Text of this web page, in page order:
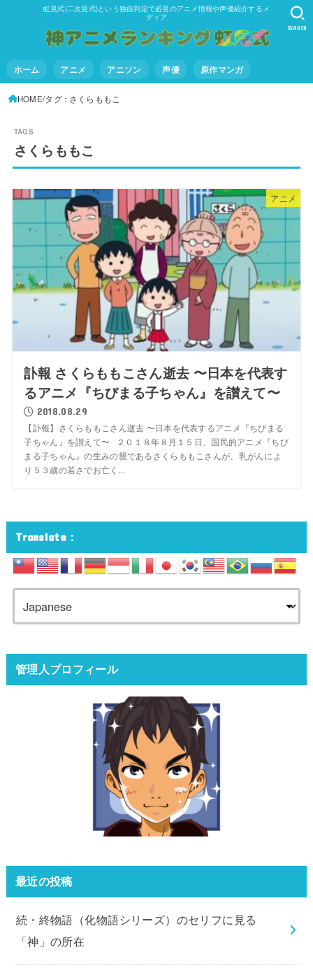
虹見式(二次見式)という独自判定で必見のアニメ情報や声優紹介するメ
ディア
ホーム アニメ アニソン 声優 原作マンガ
SEARCH
HOME タグ : さくらももこ
さくらももこ
アニメ
訃報 さくらももこさん逝去 〜日本を代表す
るアニメ『ちびまる子ちゃん』を讃えて〜
2018.08.29
【訃報】さくらももこさん逝去 〜日本を代表するアニメ『ちびまる
子ちゃん』を讃えて〜 ２０１８年８月１５日、国民的アニメ『ちび
まる子ちゃん』の生みの親であるさくらももこさんが、乳がんによ
り５３歳の若さでお亡く...
Translate：
管理人プロフィール
最近の投稿
続・終物語（化物語シリーズ）のセリフに見る
「神」の所在